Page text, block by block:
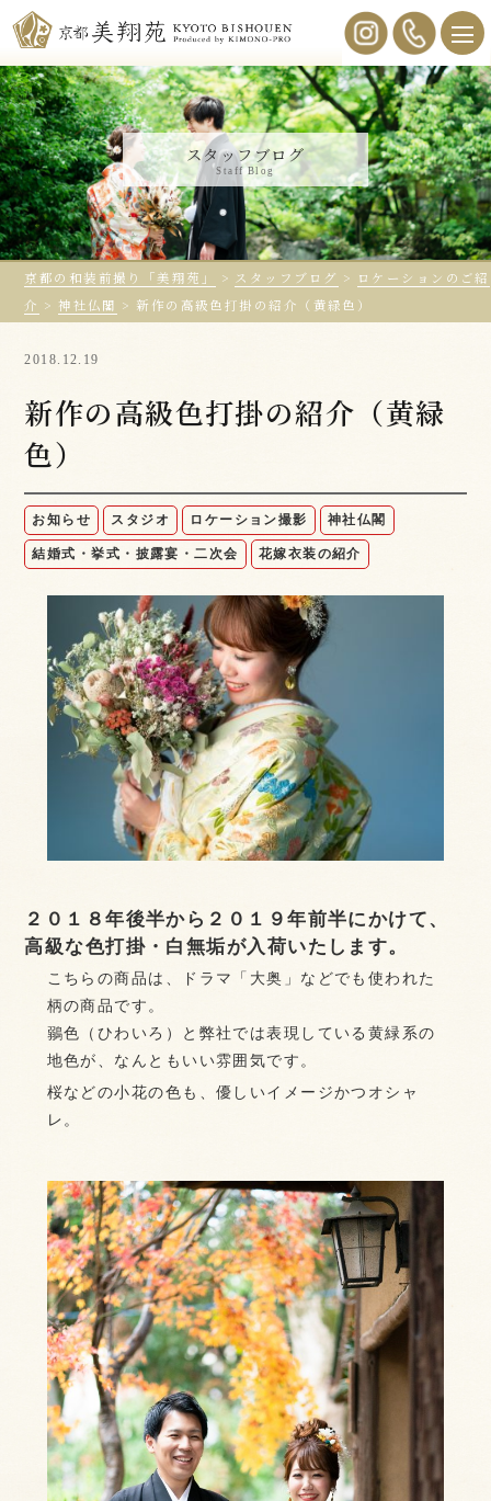
スタッフブログ
Staff Blog
京都の和装前撮り「美翔苑」 > スタッフブログ > ロケーションのご紹
介 >神社仏閣 > 新作の高級色打掛の紹介（黄緑色）
2018.12.19
新作の高級色打掛の紹介（黄緑
色）
お知らせ スタジオ ロケーション撮影 神社仏閣
結婚式・挙式・披露宴・二次会 花嫁衣装の紹介
２０１８年後半から２０１９年前半にかけて、
高級な色打掛・白無垢が入荷いたします。
こちらの商品は、ドラマ「大奥」などでも使われた
柄の商品です。
鶸色（ひわいろ）と弊社では表現している黄緑系の
地色が、なんともいい雰囲気です。
桜などの小花の色も、優しいイメージかつオシャ
レ。